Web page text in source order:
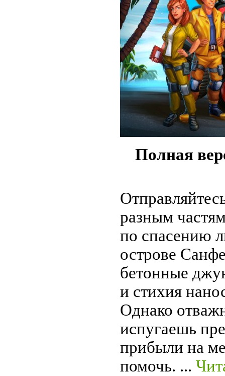
Полная
разным
по спасению
острове
бетонные
и стихия
Однако
испугаешь
прибыли на
помочь. ...